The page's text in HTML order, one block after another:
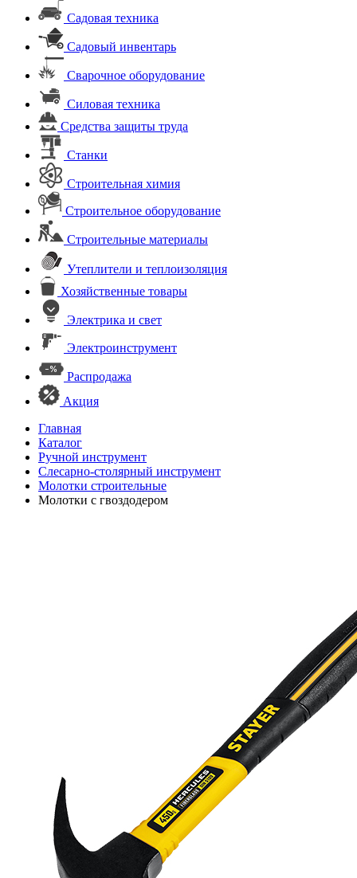
Садовая техника
Садовый инвентарь
Сварочное оборудование
Силовая техника
Средства защиты труда
Станки
Строительная химия
Строительное оборудование
Строительные материалы
Утеплители и теплоизоляция
Хозяйственные товары
Электрика и свет
Электроинструмент
Распродажа
Акция
Главная
Каталог
Ручной инструмент
Слесарно-столярный инструмент
Молотки строительные
Молотки с гвоздодером